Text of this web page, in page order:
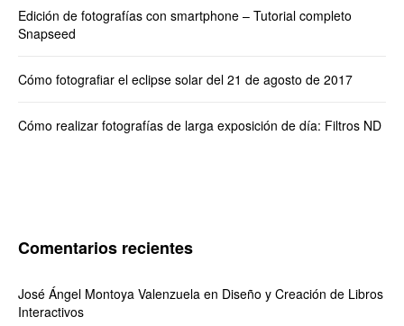
Edición de fotografías con smartphone – Tutorial completo
Snapseed
Cómo fotografiar el eclipse solar del 21 de agosto de 2017
Cómo realizar fotografías de larga exposición de día: Filtros ND
Comentarios recientes
José Ángel Montoya Valenzuela en Diseño y Creación de Libros
Interactivos